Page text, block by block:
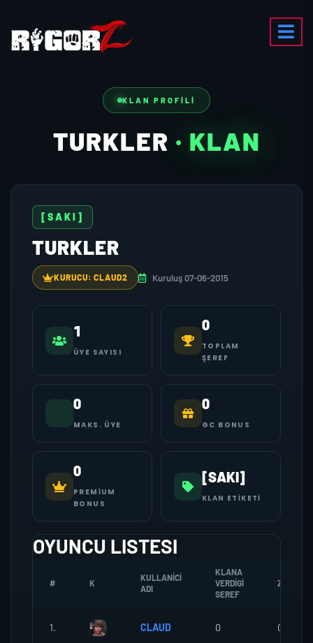
KLAN PROFILI
TURKLER · KLAN
[SAKI]
TURKLER
KURUCU: CLAUD2 Kuruluş 07-06-2015
1
ÜYE SAYISI
0
TOPLAM
ŞEREF
0
MAKS. ÜYE
0
GC BONUS
0
PREMIUM
BONUS
[SAKI]
KLAN ETIKETI
OYUNCU LISTESI
# K
KULLANICI
ADI
KLANA
VERDIGI
SEREF
ZOMBI
1. CLAUD 0 0